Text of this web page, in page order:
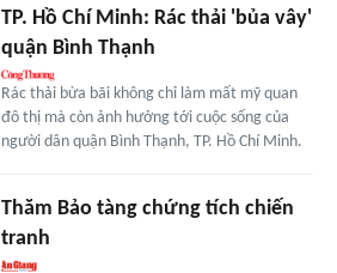
TP. Hồ Chí Minh: Rác thải 'bủa vây'
quận Bình Thạnh
Rác thải bừa bãi không chỉ làm mất mỹ quan
đô thị mà còn ảnh hưởng tới cuộc sống của
người dân quận Bình Thạnh, TP. Hồ Chí Minh.
Thăm Bảo tàng chứng tích chiến
tranh